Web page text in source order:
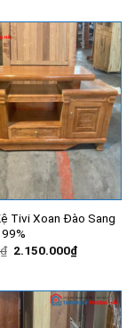
Tivi Xoan Đào Sang
₫ Giá
2.150.000₫Giá
hiện